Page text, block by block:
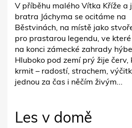
V příběhu malého Vítka Kříže a
bratra Jáchyma se ocitáme na
Běstvinách, na místě jako
pro prastarou legendu, ve které
na konci zámecké zahrady
Hluboko pod zemí prý žije
krmit – radostí, strachem,
jednou za čas i něčím živým...
Les v domě